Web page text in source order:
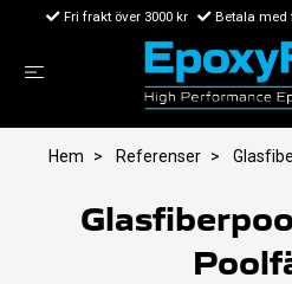
Fri frakt över 3000 kr Betala med
Hem Referenser